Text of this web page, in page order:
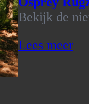
Bekijk de
Lees meer